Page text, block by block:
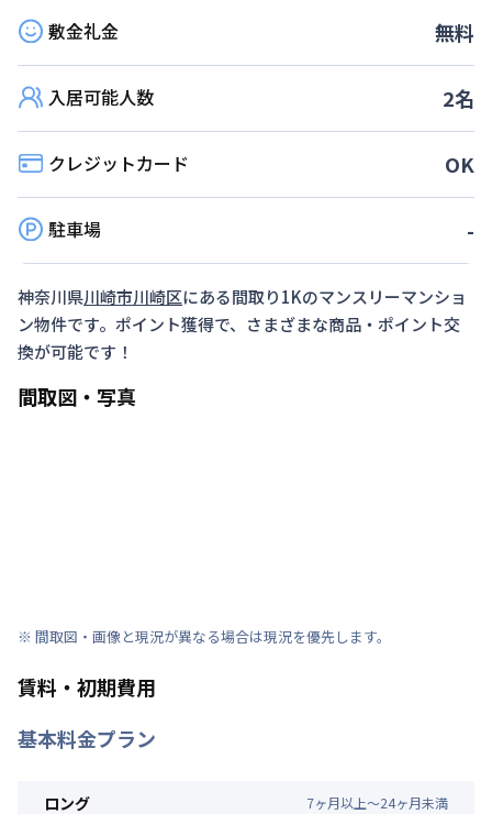
敷金礼金 無料
入居可能人数 2名
クレジットカード OK
駐車場 -
神奈川県川崎市川崎区にある間取り1Kのマンスリーマンショ
ン物件です。ポイント獲得で、さまざまな商品・ポイント交
換が可能です！
間取図・写真
※ 間取図・画像と現況が異なる場合は現況を優先します。
賃料・初期費用
基本料金プラン
ロング 7ヶ月以上～24ヶ月未満